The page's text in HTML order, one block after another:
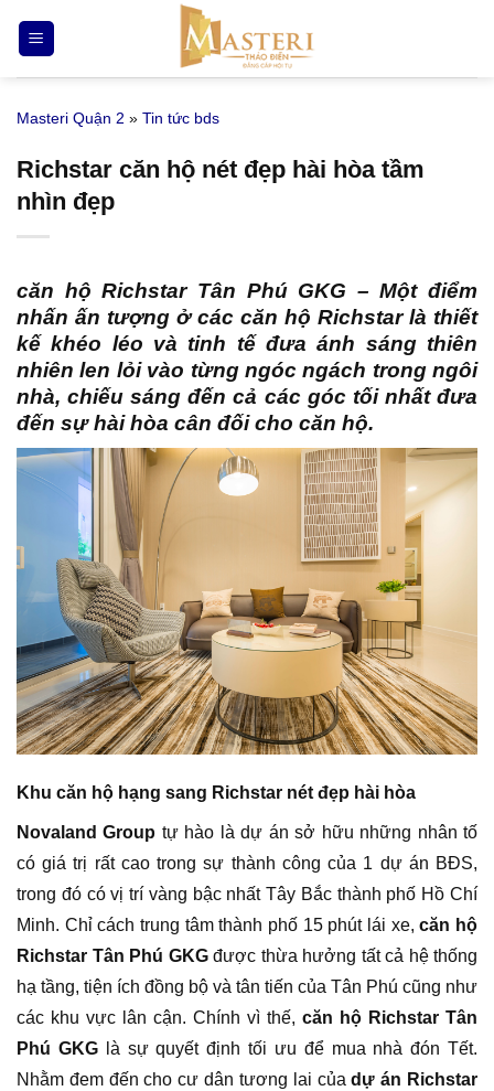
qua
nội
Masteri Quận 2 » Tin tức bds
Richstar căn hộ nét đẹp hài hòa tầm
nhìn đẹp
căn hộ Richstar Tân Phú GKG – Một điểm
nhấn ấn tượng ở các căn hộ Richstar là thiết
kế khéo léo và tinh tế đưa ánh sáng thiên
nhiên len lỏi vào từng ngóc ngách trong ngôi
nhà, chiếu sáng đến cả các góc tối nhất đưa
đến sự hài hòa cân đối cho căn hộ.
Khu căn hộ hạng sang Richstar nét đẹp hài hòa
Novaland Group tự hào là dự án sở hữu những nhân tố
có giá trị rất cao trong sự thành công của 1 dự án BĐS,
trong đó có vị trí vàng bậc nhất Tây Bắc thành phố Hồ Chí
Minh. Chỉ cách trung tâm thành phố 15 phút lái xe,căn hộ
Richstar Tân Phú GKGđược thừa hưởng tất cả hệ thống
hạ tầng, tiện ích đồng bộ và tân tiến của Tân Phú cũng như
các khu vực lân cận. Chính vì thế, căn hộ Richstar Tân
Phú GKGlà sự quyết định tối ưu để mua nhà đón Tết.
Nhằm đem đến cho cư dân tương lai củadự án Richstar